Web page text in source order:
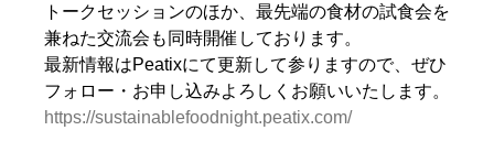
トークセッションのほか、最先端の食材の試食会を
兼ねた交流会も同時開催しております。
最新情報はPeatixにて更新して参りますので、ぜひ
フォロー・お申し込みよろしくお願いいたします。
https://sustainablefoodnight.peatix.com/